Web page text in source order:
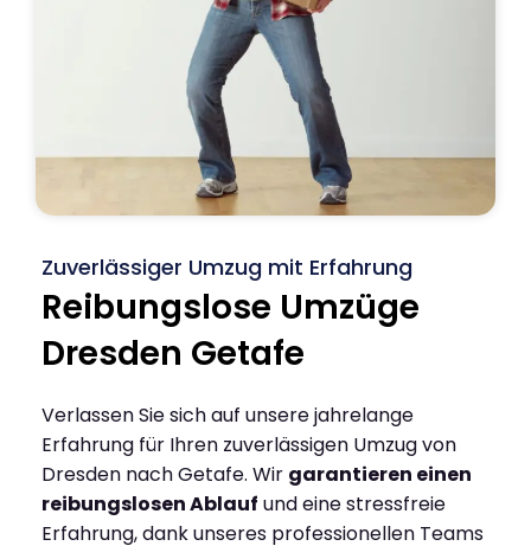
Zuverlässiger Umzug mit Erfahrung
Reibungslose Umzüge
Dresden Getafe
Verlassen Sie sich auf unsere jahrelange
Erfahrung für Ihren zuverlässigen Umzug von
Dresden nach Getafe. Wir garantieren einen
reibungslosen Ablauf und eine stressfreie
Erfahrung, dank unseres professionellen Teams